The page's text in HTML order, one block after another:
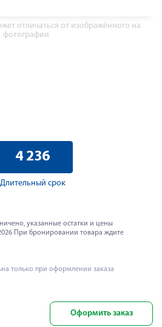
отличаться от изображённого на
фотографии
4 236
Длительный срок
указанные остатки и цены
При бронировании товара ждите
только при оформлении заказа
Оформить заказ